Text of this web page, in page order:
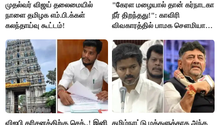
முதல்வர் விஜய் தலைமையில்
நாளை தமிழக எம்.பி.க்கள்
கலந்தாய்வு கூட்டம்!
"கேரள மழையால் தான் கர்நாடகா
நீர் திறந்தது!": காவிரி
விவகாரத்தில் பாமக சௌமியா
விஐபி தரிசனத்திற்கு செக்..! இனி தமிழ்நாட்டு மக்களுக்காக அந்த